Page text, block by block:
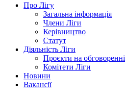
Про Лігу
Загальна інформація
Члени Ліги
Керівництво
Статут
Діяльність Ліги
Проєкти на обговоренні
Комітети Ліги
Новини
Вакансії